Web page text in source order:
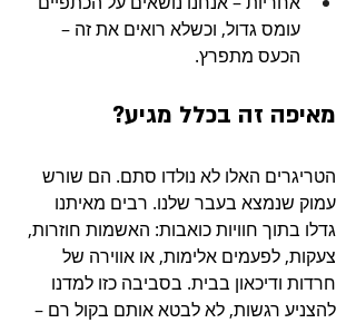
עומס גדול, וכשלא רואים את זה –
הכעס מתפרץ.
מאיפה זה בכלל מגיע?
הטריגרים האלו לא נולדו סתם. הם שורש
עמוק שנמצא בעבר שלנו. רבים מאיתנו
גדלו בתוך חוויות כואבות: האשמות חוזרות,
צעקות, לפעמים אלימות, או אווירה של
חרדות ודיכאון בבית. בסביבה כזו למדנו
להצניע רגשות, לא לבטא אותם בקול רם –